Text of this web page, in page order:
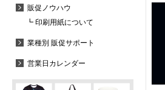
販促ノウハウ
┗ 印刷用紙について
業種別 販促サポート
営業日カレンダー